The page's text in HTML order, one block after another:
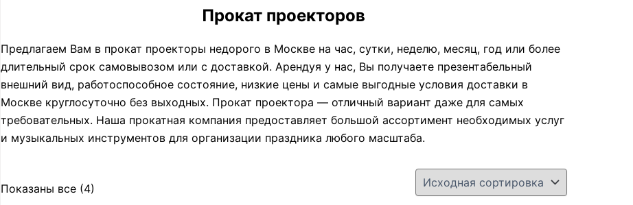
Прокат проекторов
Предлагаем Вам в прокат проекторы недорого в Москве на час, сутки, неделю, месяц, год или более
длительный срок самовывозом или с доставкой. Арендуя у нас, Вы получаете презентабельный
внешний вид, работоспособное состояние, низкие цены и самые выгодные условия доставки в
Москве круглосуточно без выходных. Прокат проектора — отличный вариант даже для самых
требовательных. Наша прокатная компания предоставляет большой ассортимент необходимых услуг
и музыкальных инструментов для организации праздника любого масштаба.
Показаны все (4)